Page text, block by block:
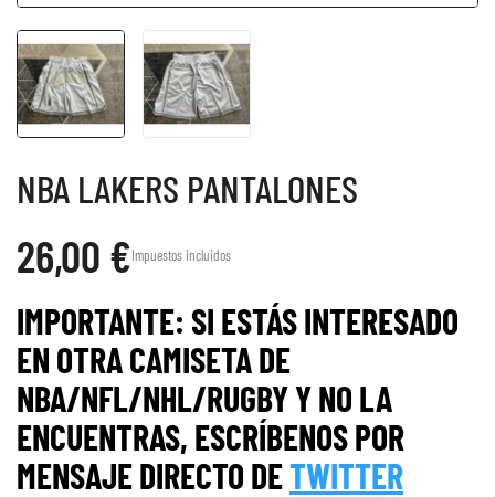
NBA LAKERS PANTALONES
26,00 €Impuestos incluidos
IMPORTANTE: SI ESTÁS INTERESADO
EN OTRA CAMISETA DE
NBA/NFL/NHL/RUGBY Y NO LA
ENCUENTRAS, ESCRÍBENOS POR
MENSAJEDIRECTO DETWITTER